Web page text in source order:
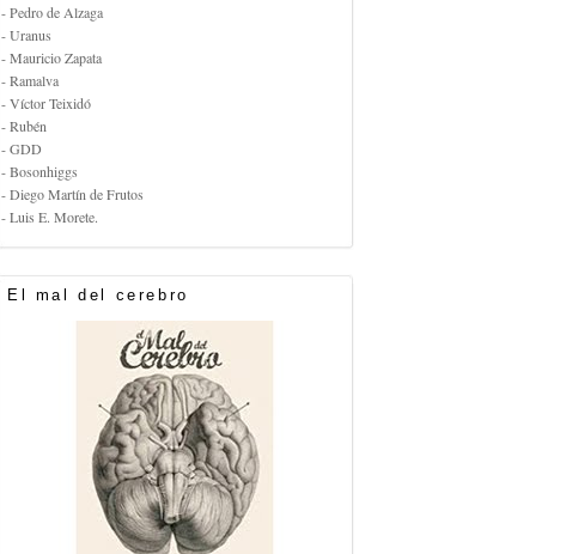
- Pedro de Alzaga
- Uranus
- Mauricio Zapata
- Ramalva
- Víctor Teixidó
- Rubén
- GDD
- Bosonhiggs
- Diego Martín de Frutos
- Luis E. Morete.
El mal del cerebro